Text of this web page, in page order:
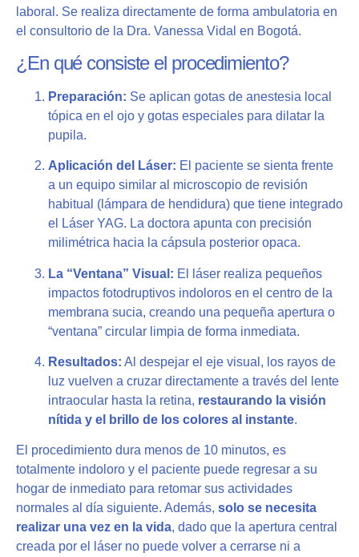
laboral. Se realiza directamente de forma ambulatoria en
el consultorio de la Dra. Vanessa Vidal en Bogotá.
¿En qué consiste el procedimiento?
Preparación: Se aplican gotas de anestesia local
tópica en el ojo y gotas especiales para dilatar la
pupila.
Aplicación del Láser: El paciente se sienta frente
a un equipo similar al microscopio de revisión
habitual (lámpara de hendidura) que tiene integrado
el Láser YAG. La doctora apunta con precisión
milimétrica hacia la cápsula posterior opaca.
La “Ventana” Visual: El láser realiza pequeños
impactos fotodruptivos indoloros en el centro de la
membrana sucia, creando una pequeña apertura o
“ventana” circular limpia de forma inmediata.
Resultados: Al despejar el eje visual, los rayos de
luz vuelven a cruzar directamente a través del lente
intraocular hasta la retina, restaurando la visión
nítida y el brillo de los colores al instante.
El procedimiento dura menos de 10 minutos, es
totalmente indoloro y el paciente puede regresar a su
hogar de inmediato para retomar sus actividades
normales al día siguiente. Además, solo se necesita
realizar una vez en la vida, dado que la apertura central
creada por el láser no puede volver a cerrarse ni a